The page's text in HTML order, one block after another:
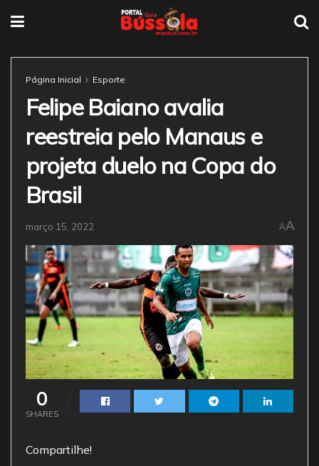
Página Inicial Esporte
Felipe Baiano avalia
reestreia pelo Manaus e
projeta duelo na Copa do
Brasil
março 15, 2022 AA
0
SHARES
Compartilhe!